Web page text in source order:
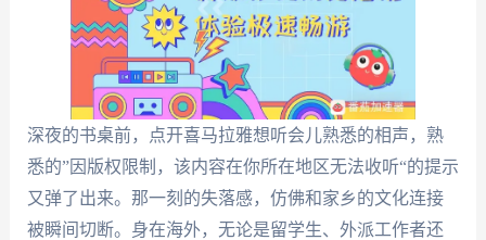
深夜的书桌前，点开喜马拉雅想听会儿熟悉的相声，熟
悉的”因版权限制，该内容在你所在地区无法收听“的提示
又弹了出来。那一刻的失落感，仿佛和家乡的文化连接
被瞬间切断。身在海外，无论是留学生、外派工作者还